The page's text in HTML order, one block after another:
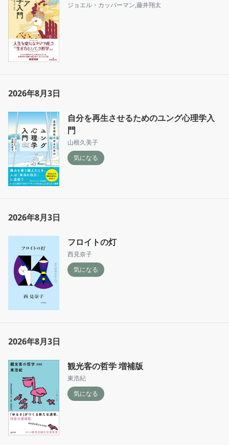
ジョエル・カッパーマン,藤井翔太
2026年8月3日
自分を再生させるためのユング心理学入
門
山根久美子
気になる
2026年8月3日
フロイトの灯
西見奈子
気になる
2026年8月3日
観光客の哲学 増補版
東浩紀
気になる